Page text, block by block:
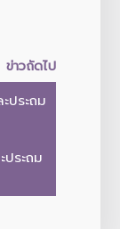
ข่าวถัดไป
ประถม
ระถม